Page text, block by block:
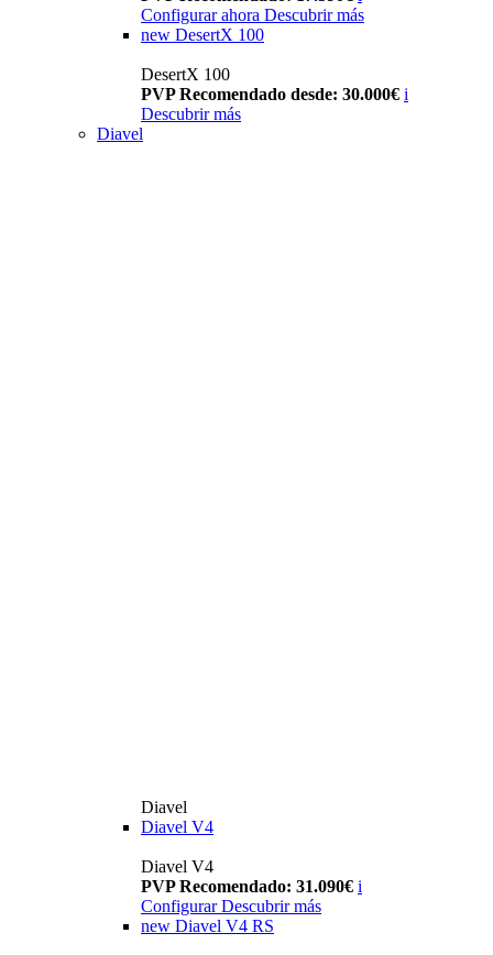
Configurar ahora Descubrir más
new DesertX 100
DesertX 100
PVP Recomendado desde: 30.000€ i
Descubrir más
Diavel
Diavel
Diavel V4
Diavel V4
PVP Recomendado: 31.090€ i
Configurar Descubrir más
new Diavel V4 RS